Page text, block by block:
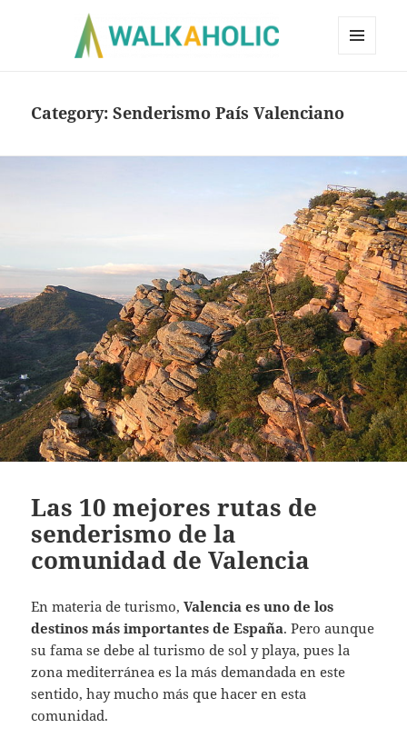
Category:Senderismo País Valenciano
Las 10 mejores rutas de
senderismo de la
comunidad de Valencia
En materia de turismo, Valencia es uno de los
destinos más importantes de España. Pero aunque
su fama se debe al turismo de sol y playa, pues la
zona mediterránea es la más demandada en este
sentido, hay mucho más que hacer en esta
comunidad.